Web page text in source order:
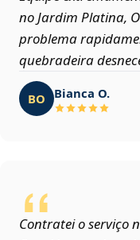
no Jardim Platina,
problema
quebradeira
BO Bianca O.
Contratei o serviço